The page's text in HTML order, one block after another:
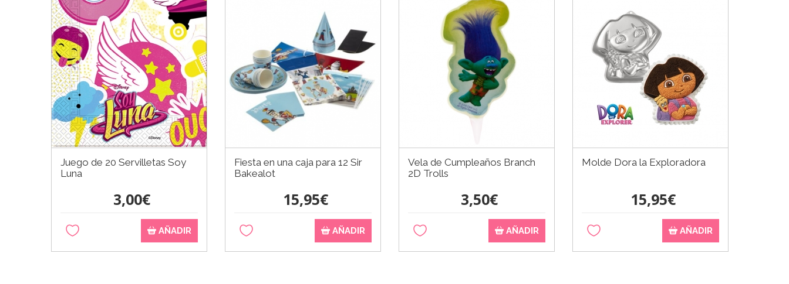
Juego de 20 Servilletas Soy
Luna
3,00€
AÑADIR
Fiesta en una caja para 12 Sir
Bakealot
15,95€
AÑADIR
Vela de Cumpleaños Branch
2D Trolls
3,50€
AÑADIR
Molde Dora la Exploradora
15,95€
AÑADIR